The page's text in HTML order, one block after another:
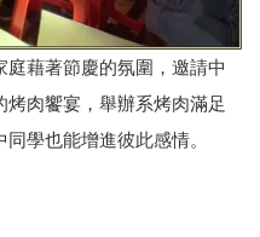
藉著節慶的氛圍，邀請中
肉饗宴，舉辦系烤肉滿足
學也能增進彼此感情。